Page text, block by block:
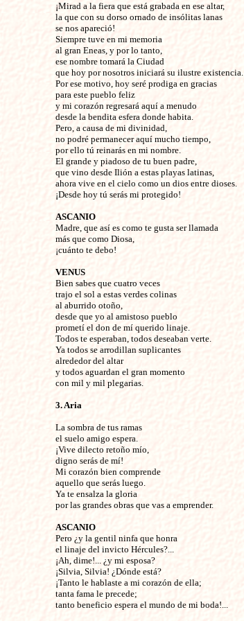
¡Mirad a la fiera que está grabada en ese altar,
la que con su dorso ornado de insólitas lanas
se nos apareció!
Siempre tuve en mi memoria
al gran Eneas, y por lo tanto,
ese nombre tomará la Ciudad
que hoy por nosotros iniciará su ilustre existencia.
Por ese motivo, hoy seré prodiga en gracias
para este pueblo feliz
y mi corazón regresará aquí a menudo
desde la bendita esfera donde habita.
Pero, a causa de mi divinidad,
no podré permanecer aquí mucho tiempo,
por ello tú reinarás en mi nombre.
El grande y piadoso de tu buen padre,
que vino desde Ilión a estas playas latinas,
ahora vive en el cielo como un dios entre dioses.
¡Desde hoy tú serás mi protegido!
ASCANIO
Madre, que así es como te gusta ser llamada
más que como Diosa,
¡cuánto te debo!
VENUS
Bien sabes que cuatro veces
trajo el sol a estas verdes colinas
al aburrido otoño,
desde que yo al amistoso pueblo
prometí el don de mí querido linaje.
Todos te esperaban, todos deseaban verte.
Ya todos se arrodillan suplicantes
alrededor del altar
y todos aguardan el gran momento
con mil y mil plegarias.
3. Aria
La sombra de tus ramas
el suelo amigo espera.
¡Vive dilecto retoño mío,
digno serás de mí!
Mi corazón bien comprende
aquello que serás luego.
Ya te ensalza la gloria
por las grandes obras que vas a emprender.
ASCANIO
Pero ¿y la gentil ninfa que honra
el linaje del invicto Hércules?...
¡Ah, dime!... ¿y mi esposa?
¡Silvia, Silvia! ¿Dónde está?
¡Tanto le hablaste a mi corazón de ella;
tanta fama le precede;
tanto beneficio espera el mundo de mi boda!...